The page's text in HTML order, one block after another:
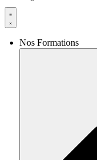
Nos Formations